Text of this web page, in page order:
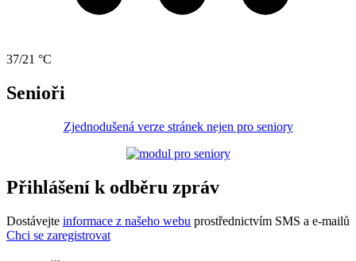
37/21 °C
Senioři
Zjednodušená verze stránek nejen pro seniory
Přihlášení k odběru zpráv
Dostávejte informace z našeho webu prostřednictvím SMS a e-mailů
Chci se zaregistrovat